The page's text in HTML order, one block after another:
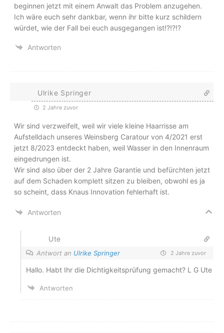
beginnen jetzt mit einem Anwalt das Problem anzugehen.
Ich wäre euch sehr dankbar, wenn ihr bitte kurz schildern
würdet, wie der Fall bei euch ausgegangen ist!?!?!?
Antworten
Ulrike Springer
2 Jahre zuvor
Wir sind verzweifelt, weil wir viele kleine Haarrisse am
Aufstelldach unseres Weinsberg Caratour von 4/2021 erst
jetzt 8/2023 entdeckt haben, weil Wasser in den Innenraum
eingedrungen ist.
Wir sind also über der 2 Jahre Garantie und befürchten jetzt
auf dem Schaden komplett sitzen zu bleiben, obwohl es ja
so scheint, dass Knaus Innovation fehlerhaft ist.
Antworten
Ute
Antwort an Ulrike Springer 2 Jahre zuvor
Hallo. Habt Ihr die Dichtigkeitsprüfung gemacht? L G Ute
Antworten